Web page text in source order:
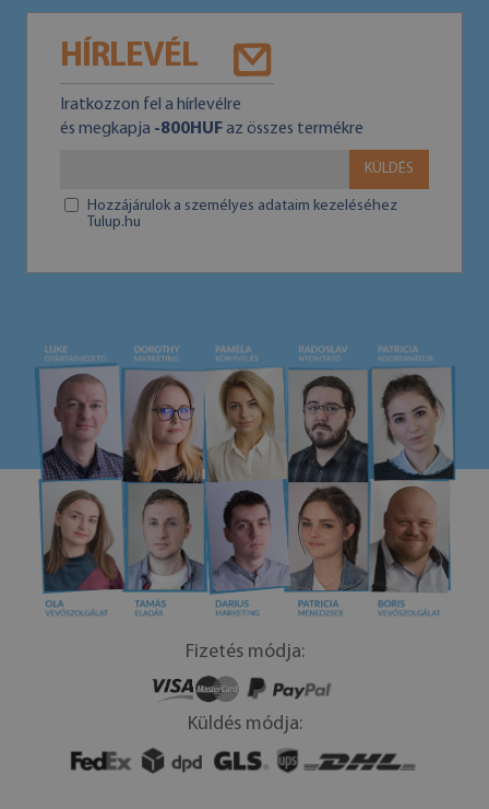
HÍRLEVÉL
Iratkozzon fel a hírlevélre
és megkapja -800HUFaz összes termékre
KÜLDÉS
Hozzájárulok a személyes adataim kezeléséhez
Tulup.hu
Fizetés módja:
Küldés módja: